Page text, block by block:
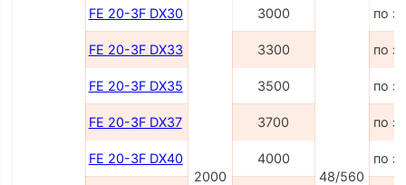
FE 20-3F DX30
2000
3000
48/560
по
FE 20-3F DX33 3300 по
FE 20-3F DX35 3500 по
FE 20-3F DX37 3700 по
FE 20-3F DX40 4000 по